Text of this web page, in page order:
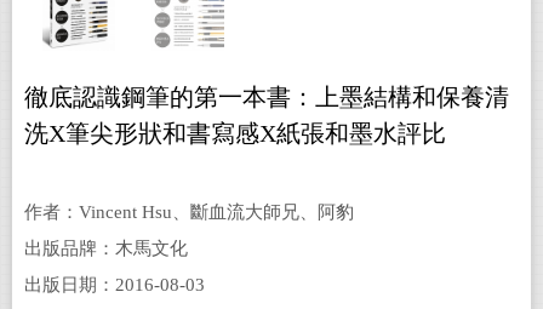
徹底認識鋼筆的第一本書：上墨結構和保養清
洗X筆尖形狀和書寫感X紙張和墨水評比
作者：Vincent Hsu、斷血流大師兄、阿豹
出版品牌：木馬文化
出版日期：2016-08-03